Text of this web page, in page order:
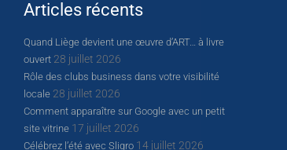
Articles récents
Quand Liège devient une œuvre d’ART… à livre
ouvert 28 juillet 2026
Rôle des clubs business dans votre visibilité
locale 28 juillet 2026
Comment apparaître sur Google avec un petit
site vitrine 17 juillet 2026
Célébrez l’été avec Sligro 14 juillet 2026